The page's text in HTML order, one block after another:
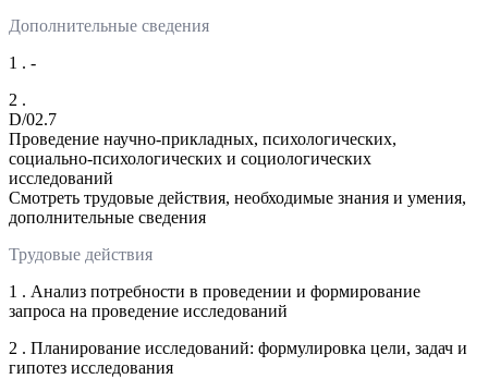
Дополнительные сведения
1 . -
2 .
D/02.7
Проведение научно-прикладных, психологических,
социально-психологических и социологических
исследований
Смотреть трудовые действия, необходимые знания и умения,
дополнительные сведения
Трудовые действия
1 . Анализ потребности в проведении и формирование
запроса на проведение исследований
2 . Планирование исследований: формулировка цели, задач и
гипотез исследования